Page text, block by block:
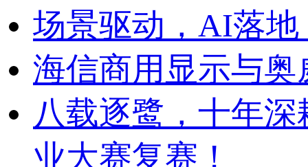
场景驱动，AI落
海信商用显示与
八载逐鹭，十年
业大赛复赛！